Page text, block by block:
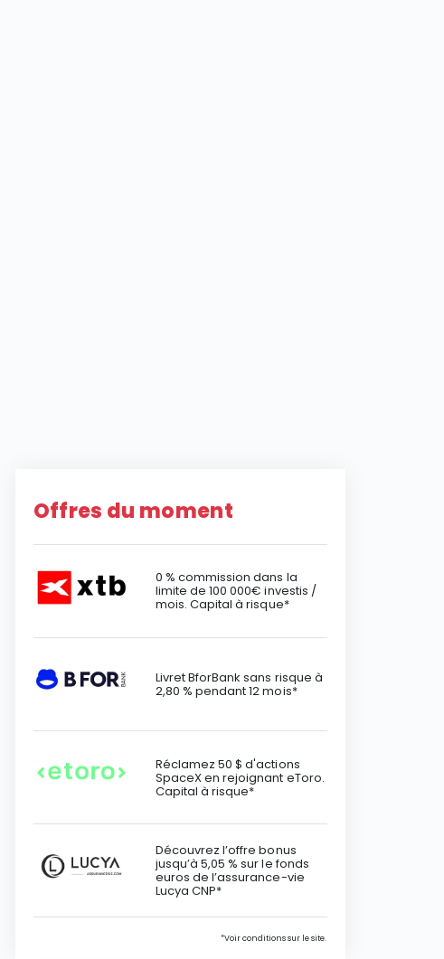
Offres du moment
0 % commission dans la
limite de 100 000€ investis /
mois. Capital à risque*
Livret BforBank sans risque à
2,80 % pendant 12 mois*
Réclamez 50 $ d'actions
SpaceX en rejoignant eToro.
Capital à risque*
Découvrez l’offre bonus
jusqu’à 5,05 % sur le fonds
euros de l’assurance-vie
Lucya CNP*
*Voir conditions sur le site.